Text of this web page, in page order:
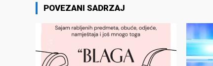
POVEZANI SADRZAJ